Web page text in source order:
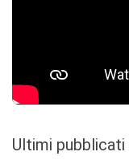
Ultimi pubblicati